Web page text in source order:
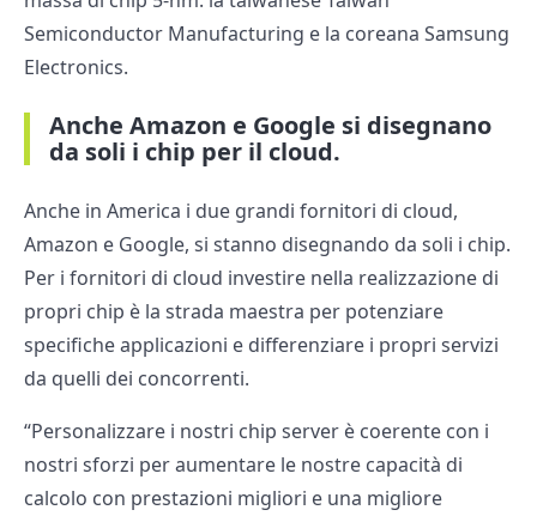
Semiconductor Manufacturing e la coreana Samsung
Electronics.
Anche Amazon e Google si disegnano
da soli i chip per il cloud.
Anche in America i due grandi fornitori di cloud,
Amazon e Google, si stanno disegnando da soli i chip.
Per i fornitori di cloud investire nella realizzazione di
propri chip è la strada maestra per potenziare
specifiche applicazioni e differenziare i propri servizi
da quelli dei concorrenti.
“Personalizzare i nostri chip server è coerente con i
nostri sforzi per aumentare le nostre capacità di
calcolo con prestazioni migliori e una migliore